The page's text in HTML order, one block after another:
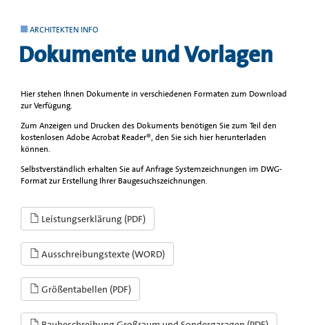
ARCHITEKTEN INFO
Dokumente und Vorlagen
Hier stehen Ihnen Dokumente in verschiedenen Formaten zum Download
zur Verfügung.
Zum Anzeigen und Drucken des Dokuments benötigen Sie zum Teil den
kostenlosen Adobe Acrobat Reader®, den Sie sich hier herunterladen
können.
Selbstverständlich erhalten Sie auf Anfrage Systemzeichnungen im DWG-
Format zur Erstellung Ihrer Baugesuchszeichnungen.
Leistungserklärung (PDF)
Ausschreibungstexte (WORD)
Größentabellen (PDF)